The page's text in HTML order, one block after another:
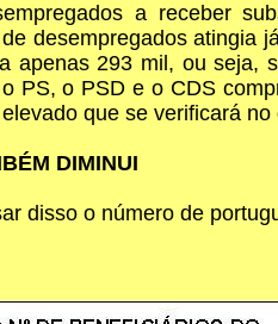
a receber
desempregados atingia
293 mil, ou seja,
PS, o PSD e o CDS
que se verificará
DIMINUI
disso o número de